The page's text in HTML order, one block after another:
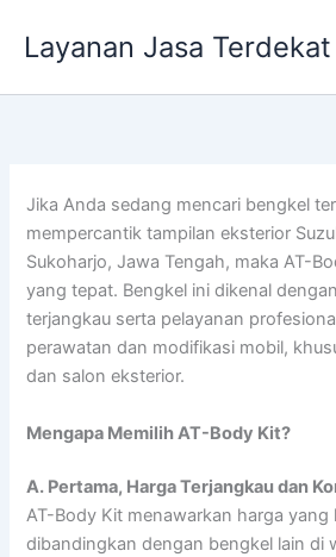
Layanan Jasa Terdekat
Jika Anda sedang mencari bengkel
mempercantik tampilan eksterior
Sukoharjo, Jawa Tengah, maka AT-
yang tepat. Bengkel ini dikenal
terjangkau serta pelayanan
perawatan dan modifikasi mobil,
dan salon eksterior.
Mengapa Memilih AT-Body Kit?
A. Pertama, Harga Terjangkau dan
AT-Body Kit menawarkan harga yang
dibandingkan dengan bengkel lain di